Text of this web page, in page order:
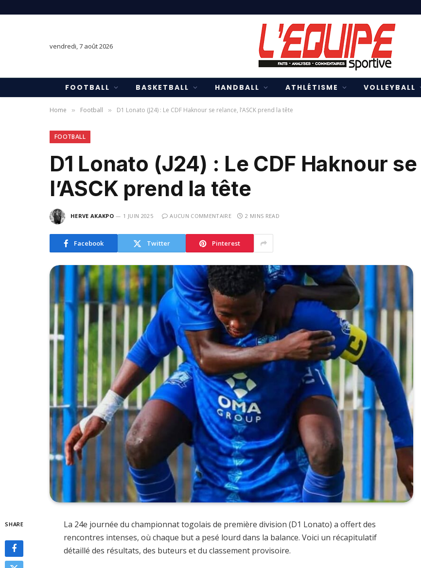
vendredi, 7 août 2026
FOOTBALL BASKETBALL HANDBALL ATHLÉTISME VOLLEYBALL
Home » Football » D1 Lonato (J24) : Le CDF Haknour se relance, l’ASCK prend la tête
FOOTBALL
D1 Lonato (J24) : Le CDF Haknour
l’ASCK prend la tête
HERVE AKAKPO 1 JUIN 2025 AUCUN COMMENTAIRE 2 MINS READ
Facebook Twitter Pinterest
SHARE
La 24e journée du championnat togolais de première division (D1 Lonato) a offert des
rencontres intenses, où chaque but a pesé lourd dans la balance. Voici un récapitulatif
détaillé des résultats, des buteurs et du classement provisoire.